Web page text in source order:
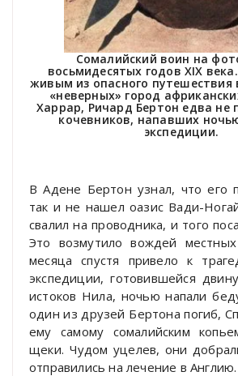
Сомалийский воин на
восьмидесятых годов ХIХ
живым из опасного путешествия
«неверных» город
Харрар, Ричард Бертон едва не
кочевников, напавших
экспедиции.
В Адене Бертон узнал, что его
так и не нашел оазис Вади-
свалил на проводника, и того
Это возмутило вождей
месяца спустя привело к
экспедиции, готовившейся
истоков Нила, ночью напали
один из друзей Бертона погиб,
ему самому сомалийским
щеки. Чудом уцелев, они
отправились на лечение в Англию.